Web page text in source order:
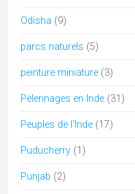
Odisha (9)
parcs naturels (5)
peinture miniature (3)
Pèlerinages en Inde (31)
Peuples de l'Inde (17)
Puducherry (1)
Punjab (2)